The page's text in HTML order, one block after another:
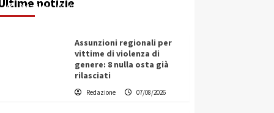
Redazione 07/08/2026
Assunzioni regionali per
vittime di violenza di
genere: 8 nulla osta già
rilasciati
Redazione 07/08/2026